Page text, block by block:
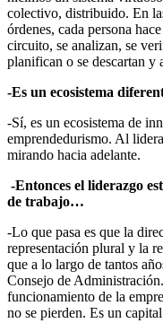
colectivo, distribuido. En
órdenes, cada persona
circuito, se analizan, se
planifican o se descartan y
-Es un ecosistema
-Sí, es un ecosistema de
emprendedurismo. Al
mirando hacia adelante.
-Entonces el liderazgo
de trabajo…
-Lo que pasa es que la
representación plural y la
que a lo largo de tantos
Consejo de
funcionamiento de la
no se pierden. Es un